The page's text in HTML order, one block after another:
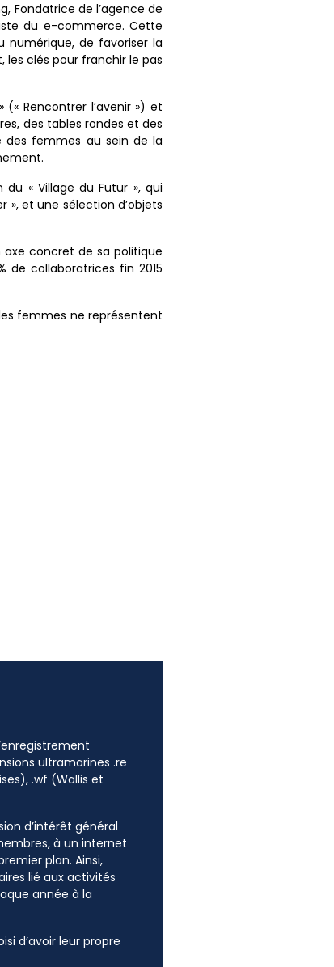
Fondatrice de l’agence de
du e-commerce. Cette
de favoriser la
les clés pour franchir le pas
Rencontrer l’avenir ») et
des tables rondes et des
des femmes au sein de la
« Village du Futur », qui
et une sélection d’objets
concret de sa politique
de collaboratrices fin 2015
femmes ne représentent
ultramarines .re
.wf (Wallis et
d’intérêt général
à un internet
plan. Ainsi,
lié aux activités
année à la
d’avoir leur propre